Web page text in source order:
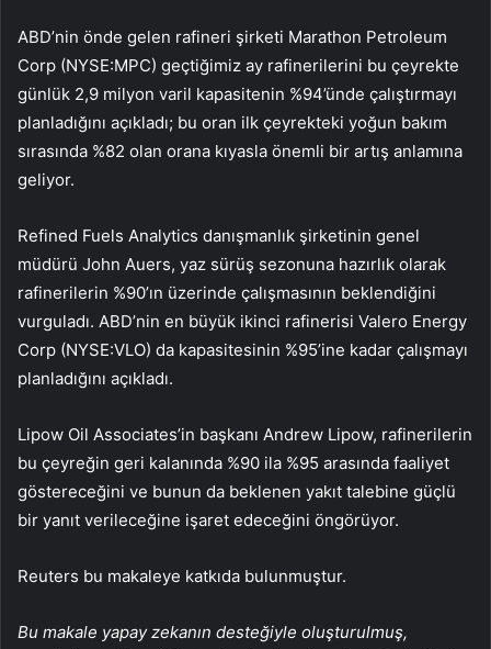
ABD’nin önde gelen rafineri şirketi Marathon Petroleum
Corp (NYSE:MPC) geçtiğimiz ay rafinerilerini bu çeyrekte
günlük 2,9 milyon varil kapasitenin %94’ünde çalıştırmayı
planladığını açıkladı; bu oran ilk çeyrekteki yoğun bakım
sırasında %82 olan orana kıyasla önemli bir artış anlamına
geliyor.
Refined Fuels Analytics danışmanlık şirketinin genel
müdürü John Auers, yaz sürüş sezonuna hazırlık olarak
rafinerilerin %90’ın üzerinde çalışmasının beklendiğini
vurguladı. ABD’nin en büyük ikinci rafinerisi Valero Energy
Corp (NYSE:VLO) da kapasitesinin %95’ine kadar çalışmayı
planladığını açıkladı.
Lipow Oil Associates’in başkanı Andrew Lipow, rafinerilerin
bu çeyreğin geri kalanında %90 ila %95 arasında faaliyet
göstereceğini ve bunun da beklenen yakıt talebine güçlü
bir yanıt verileceğine işaret edeceğini öngörüyor.
Reuters bu makaleye katkıda bulunmuştur.
Bu makale yapay zekanın desteğiyle oluşturulmuş,